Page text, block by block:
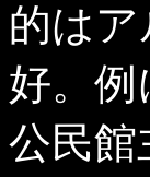
的は
好。
公民